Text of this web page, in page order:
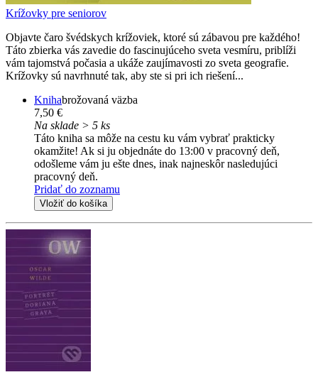
Krížovky pre seniorov
Objavte čaro švédskych krížoviek, ktoré sú zábavou pre každého!
Táto zbierka vás zavedie do fascinujúceho sveta vesmíru, priblíži
vám tajomstvá počasia a ukáže zaujímavosti zo sveta geografie.
Krížovky sú navrhnuté tak, aby ste si pri ich riešení...
Knihabrožovaná väzba
7,50 €
Na sklade > 5 ks
Táto kniha sa môže na cestu ku vám vybrať prakticky
okamžite! Ak si ju objednáte do 13:00 v pracovný deň,
odošleme vám ju ešte dnes, inak najneskôr nasledujúci
pracovný deň.
Pridať do zoznamu
Vložiť do košíka